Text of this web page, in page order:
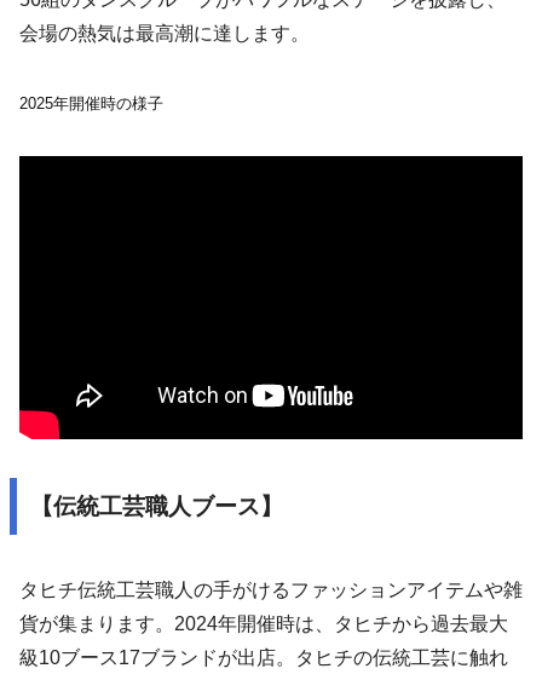
会場の熱気は最高潮に達します。
2025年開催時の様子
【伝統工芸職人ブース】
タヒチ伝統工芸職人の手がけるファッションアイテムや雑
貨が集まります。2024年開催時は、タヒチから過去最大
級10ブース17ブランドが出店。タヒチの伝統工芸に触れ